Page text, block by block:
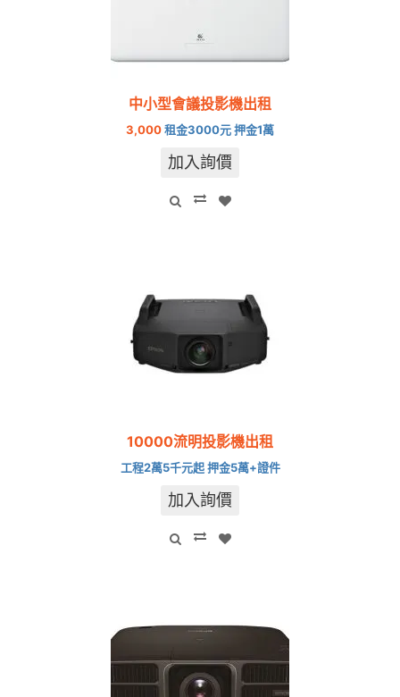
中小型會議投影機出租
3,000租金3000元 押金1萬
加入詢價
10000流明投影機出租
工程2萬5千元起 押金5萬+證件
加入詢價